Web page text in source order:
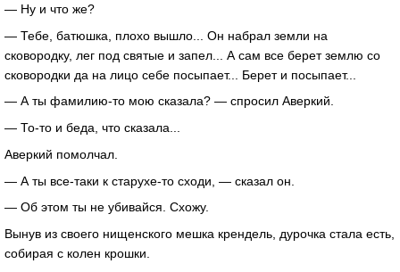
— Ну и что же?
— Тебе, батюшка, плохо вышло... Он набрал земли на
сковородку, лег под святые и запел... А сам все берет землю со
сковородки да на лицо себе посыпает... Берет и посыпает...
— А ты фамилию-то мою сказала? — спросил Аверкий.
— То-то и беда, что сказала...
Аверкий помолчал.
— А ты все-таки к старухе-то сходи, — сказал он.
— Об этом ты не убивайся. Схожу.
Вынув из своего нищенского мешка крендель, дурочка стала есть,
собирая с колен крошки.